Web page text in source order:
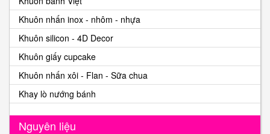
Khuôn nhấn inox - nhôm - nhựa
Khuôn silicon - 4D Decor
Khuôn giấy cupcake
Khuôn nhấn xôi - Flan - Sữa chua
Khay lò nướng bánh
Nguyên liệu